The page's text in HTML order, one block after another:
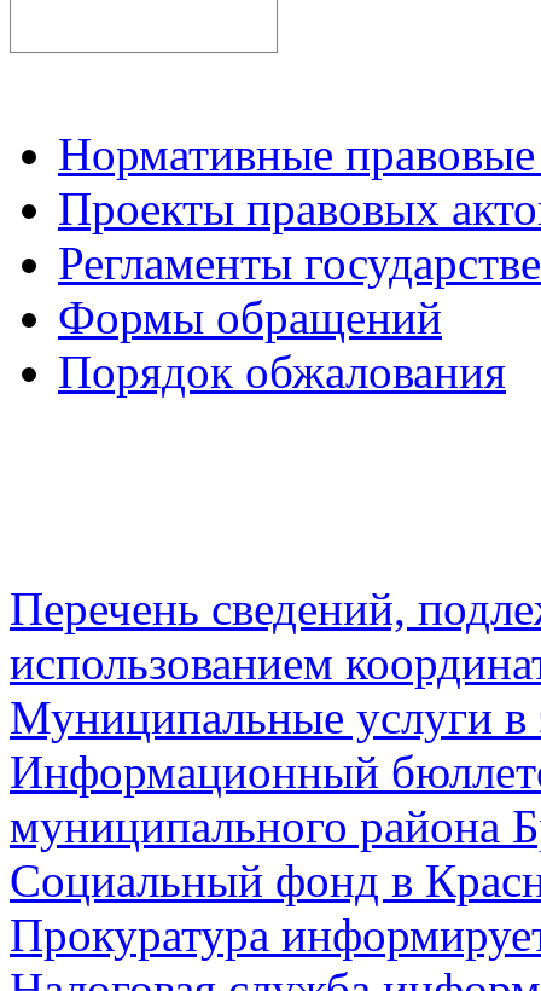
Нормативные
Проекты правовых
Регламенты
Формы обращений
Порядок обжалования
Перечень сведений,
использованием
Муниципальные услуги в
Информационный
муниципального района
Социальный фонд в
Прокуратура